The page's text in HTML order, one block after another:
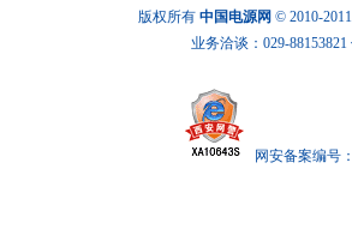
版权所有 中国电源网 © 2010-
业务洽谈：029-
网安备案编号